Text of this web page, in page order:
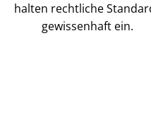
halten rechtliche
gewissenhaft ein.